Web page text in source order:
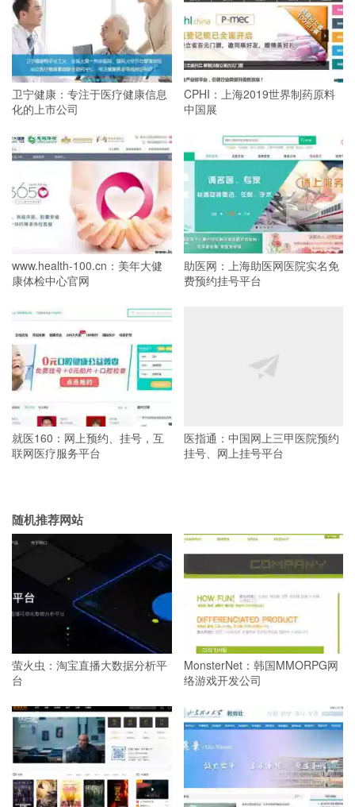
卫宁健康：专注于医疗健康信息
化的上市公司
CPHI：上海2019世界制药原料
中国展
www.health-100.cn：美年大健
康体检中心官网
助医网：上海助医网医院实名免
费预约挂号平台
就医160：网上预约、挂号，互
联网医疗服务平台
医指通：中国网上三甲医院预约
挂号、网上挂号平台
随机推荐网站
萤火虫：淘宝直播大数据分析平
台
MonsterNet：韩国MMORPG网
络游戏开发公司